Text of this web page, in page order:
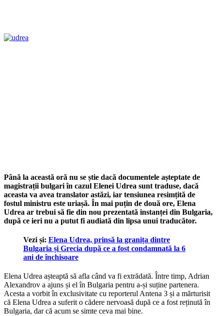
Până la această oră nu se știe dacă documentele așteptate de
magistrații bulgari în cazul Elenei Udrea sunt traduse, dacă
aceasta va avea translator astăzi, iar tensiunea resimțită de
fostul ministru este uriașă. În mai puțin de două ore, Elena
Udrea ar trebui să fie din nou prezentată instanței din Bulgaria,
după ce ieri nu a putut fi audiată din lipsa unui traducător.
Vezi și: Elena Udrea, prinsă la granița dintre
Bulgaria și Grecia după ce a fost condamnată la 6
ani de închisoare
Elena Udrea așteaptă să afla când va fi extrădată. Între timp, Adrian
Alexandrov a ajuns și el în Bulgaria pentru a-și suține partenera.
Acesta a vorbit în exclusivitate cu reporterul Antena 3 și a mărturisit
că Elena Udrea a suferit o cădere nervoasă după ce a fost reținută în
Bulgaria, dar că acum se simte ceva mai bine.